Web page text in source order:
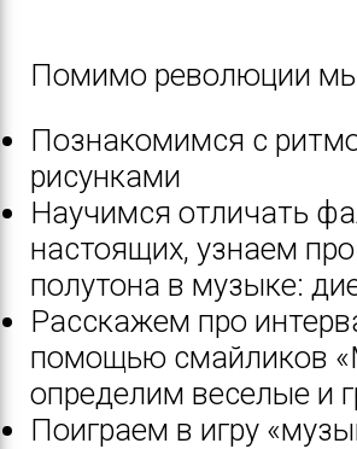
Помимо революции
Познакомимся с
рисунками
Научимся отличать
настоящих, узнаем
полутона в музыке:
Расскажем про
помощью смайликов
определим веселые и
Поиграем в игру